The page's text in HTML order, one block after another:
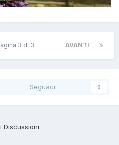
AVANTI
3 di 3
Seguaci 0
Discussioni